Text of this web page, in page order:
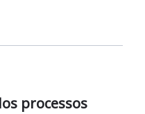
processos